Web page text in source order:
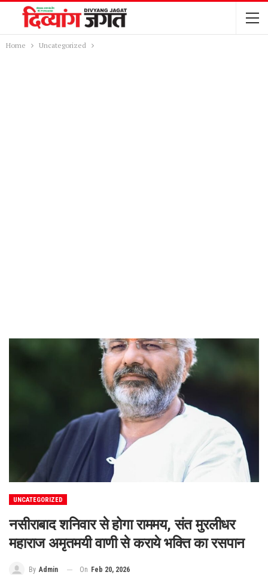
Home Uncategorized
UNCATEGORIZED
नसीराबाद शनिवार से होगा राममय, संत मुरलीधर
महाराज अमृतमयी वाणी से कराये भक्ति का रसपान
By Admin On Feb 20, 2026